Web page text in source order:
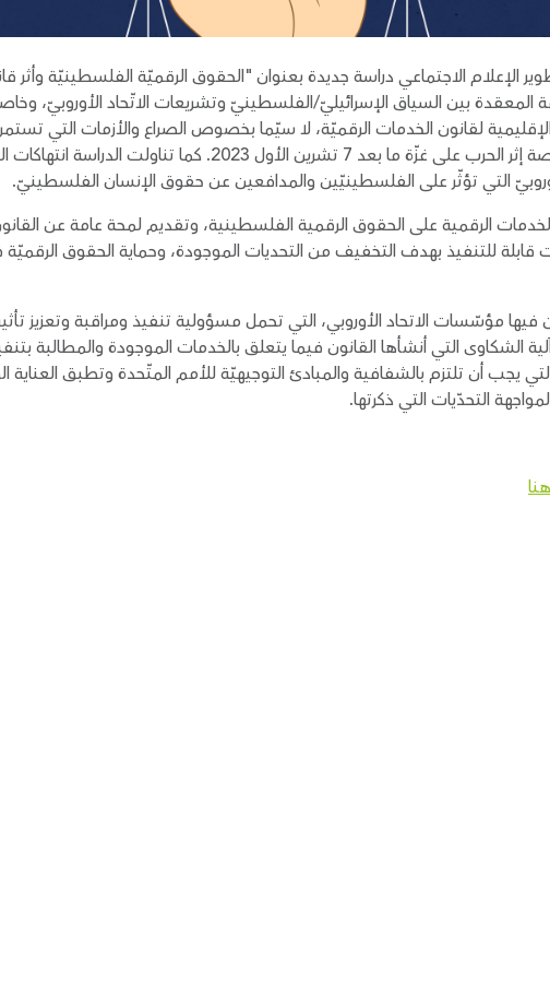
لتطوير الإعلام الاجتماعي دراسة جديدة بعنوان "الحقوق الرقميّة الفلسطينيّة
الإقليمية لقانون الخدمات الرقميّة، لا سيّما بخصوص الصراع والأزمات التي
الرقمية الخارجة عن حدود الاتحاد الأوروبي، وخاصة إثر الحرب على غزّة ما بعد
التي تؤثّر على الفلسطينيّين والمدافعين عن حقوق الإنسان الفلسطينيّ.
الرقمية على الحقوق الرقمية الفلسطينية، وتقديم لمحة عامة عن
وتقدم توصيات قابلة للتنفيذ بهدف التخفيف من التحديات الموجودة، وحماية الحقوق
مؤسّسات الاتحاد الأوروبي، التي تحمل مسؤولية تنفيذ ومراقبة وتعزيز تأثير
الشكاوى التي أنشأها القانون فيما يتعلق بالخدمات الموجودة والمطالبة
يجب أن تلتزم بالشفافية والمبادئ التوجيهيّة للأمم المتّحدة وتطبق العناية
التحدّيات التي ذكرتها.
هنا